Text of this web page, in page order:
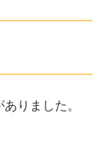
りました。